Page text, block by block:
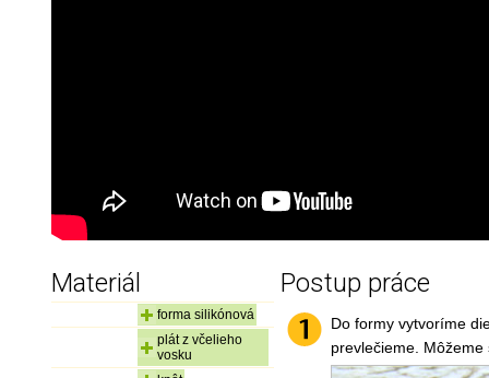
Materiál
forma silikónová
plát z včelieho
vosku
Postup práce
Do formy vytvoríme
prevlečieme.